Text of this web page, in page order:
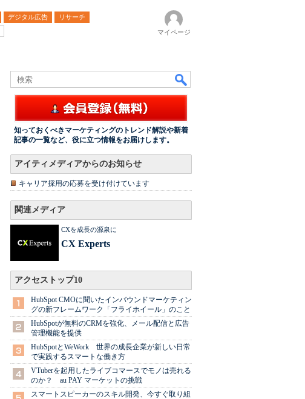
デジタル広告
リサーチ
マイページ
知っておくべきマーケティングのトレンド解説や新着
記事の一覧など、役に立つ情報をお届けします。
アイティメディアからのお知らせ
キャリア採用の応募を受け付けています
関連メディア
CXを成長の源泉に
CX Experts
アクセストップ10
HubSpot CMOに聞いたインバウンドマーケティン
グの新フレームワーク「フライホイール」のこと
HubSpotが無料のCRMを強化、メール配信と広告
管理機能を提供
HubSpotとWeWork 世界の成長企業が新しい日常
で実践するスマートな働き方
VTuberを起用したライブコマースでモノは売れる
のか？ au PAY マーケットの挑戦
スマートスピーカーのスキル開発、今すぐ取り組